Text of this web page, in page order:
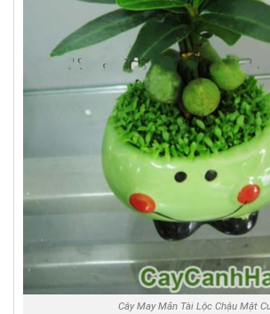
Cây May Mắn Tài Lộc Chậu Mặt